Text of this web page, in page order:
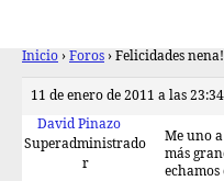
Inicio › Foros › Felicidades
11 de enero de 2011 a las 23:34
David Pinazo
Superadministrado
r
Me uno
más
echamos